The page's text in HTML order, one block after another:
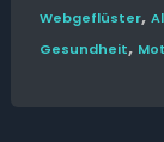
Web­­geflüster,
Gesund­heit,